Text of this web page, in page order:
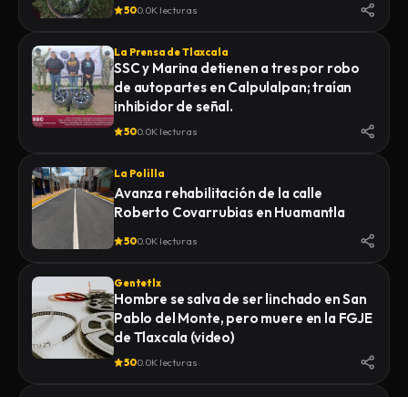
INSTITUTO DE CIENCIAS FORENSES
CERTIFICADO MÉDICO
CORRESPONDIENTE
500.0K lecturas
La Prensa de Tlaxcala
SSC y Marina detienen a tres por robo
de autopartes en Calpulalpan; traían
inhibidor de señal.
500.0K lecturas
La Polilla
Avanza rehabilitación de la calle
Roberto Covarrubias en Huamantla
500.0K lecturas
Gentetlx
Hombre se salva de ser linchado en San
Pablo del Monte, pero muere en la FGJE
de Tlaxcala (video)
500.0K lecturas